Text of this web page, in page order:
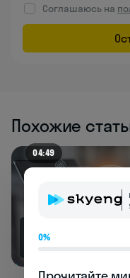
Соглашаюсь на
Похожие
69K
04:49
0%